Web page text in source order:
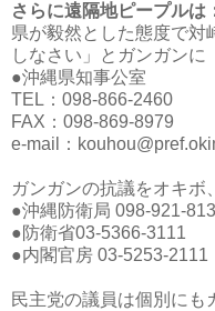
さらに遠隔地ピープルは
県が毅然とした態度で対
しなさい」とガンガンに
●沖縄県知事公室
TEL：098-866-2460
FAX：098-869-8979
e-mail：
ガンガンの抗議をオキボ
●沖縄防衛局 098-921-
●防衛省03-5366-3111
●内閣官房 03-5253-2111
民主党の議員は個別にも